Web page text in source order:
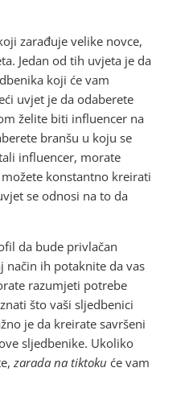
zarađuje velike novce,
Jedan od tih uvjeta je da
koji će vam
uvjet je da odaberete
želite biti influencer na
branšu u koju se
influencer, morate
konstantno kreirati
se odnosi na to da
da bude privlačan
način ih potaknite da vas
razumjeti potrebe
što vaši sljedbenici
je da kreirate savršeni
sljedbenike. Ukoliko
zarada na tiktoku će vam